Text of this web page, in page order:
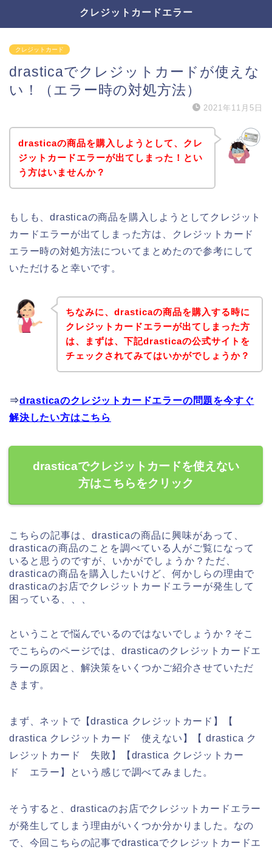
クレジットカードエラー
クレジットカード
drasticaでクレジットカードが使えな
い！（エラー時の対処方法）
2021年11月5日
drasticaの商品を購入しようとして、クレ
ジットカードエラーが出てしまった！とい
う方はいませんか？
もしも、drasticaの商品を購入しようとしてクレジット
カードエラーが出てしまった方は、クレジットカード
エラー時の対処方法についてまとめたので参考にして
いただけると幸いです。
ちなみに、drasticaの商品を購入する時に
クレジットカードエラーが出てしまった方
は、まずは、下記drasticaの公式サイトを
チェックされてみてはいかがでしょうか？
⇒drasticaのクレジットカードエラーの問題を今すぐ
解決したい方はこちら
drasticaでクレジットカードを使えない
方はこちらをクリック
こちらの記事は、drasticaの商品に興味があって、
drasticaの商品のことを調べている人がご覧になって
いると思うのですが、いかがでしょうか？ただ、
drasticaの商品を購入したいけど、何かしらの理由で
drasticaのお店でクレジットカードエラーが発生して
困っている、、、
ということで悩んでいるのではないでしょうか？そこ
でこちらのページでは、drasticaのクレジットカードエ
ラーの原因と、解決策をいくつかご紹介させていただ
きます。
まず、ネットで【drastica クレジットカード】【
drastica クレジットカード 使えない】【 drastica ク
レジットカード 失敗】【drastica クレジットカー
ド エラー】という感じで調べてみました。
そうすると、drasticaのお店でクレジットカードエラー
が発生してしまう理由がいくつか分かりました。なの
で、今回こちらの記事でdrasticaでクレジットカードエ